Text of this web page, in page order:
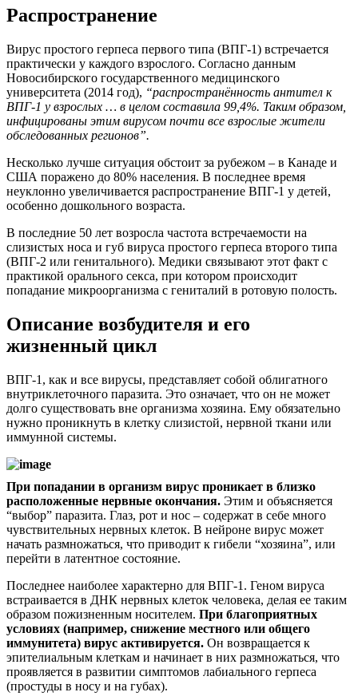
Распространение
Вирус простого герпеса первого типа (ВПГ-1) встречается
практически у каждого взрослого. Согласно данным
Новосибирского государственного медицинского
университета (2014 год), “распространённость антител к
ВПГ-1 у взрослых … в целом составила 99,4%. Таким образом,
инфицированы этим вирусом почти все взрослые жители
обследованных регионов”.
Несколько лучше ситуация обстоит за рубежом – в Канаде и
США поражено до 80% населения. В последнее время
неуклонно увеличивается распространение ВПГ-1 у детей,
особенно дошкольного возраста.
В последние 50 лет возросла частота встречаемости на
слизистых носа и губ вируса простого герпеса второго типа
(ВПГ-2 или генитального). Медики связывают этот факт с
практикой орального секса, при котором происходит
попадание микроорганизма с гениталий в ротовую полость.
Описание возбудителя и его
жизненный цикл
ВПГ-1, как и все вирусы, представляет собой облигатного
внутриклеточного паразита. Это означает, что он не может
долго существовать вне организма хозяина. Ему обязательно
нужно проникнуть в клетку слизистой, нервной ткани или
иммунной системы.
При попадании в организм вирус проникает в близко
расположенные нервные окончания. Этим и объясняется
“выбор” паразита. Глаз, рот и нос – содержат в себе много
чувствительных нервных клеток. В нейроне вирус может
начать размножаться, что приводит к гибели “хозяина”, или
перейти в латентное состояние.
Последнее наиболее характерно для ВПГ-1. Геном вируса
встраивается в ДНК нервных клеток человека, делая ее таким
образом пожизненным носителем. При благоприятных
условиях (например, снижение местного или общего
иммунитета) вирус активируется. Он возвращается к
эпителиальным клеткам и начинает в них размножаться, что
проявляется в развитии симптомов лабиального герпеса
(простуды в носу и на губах).